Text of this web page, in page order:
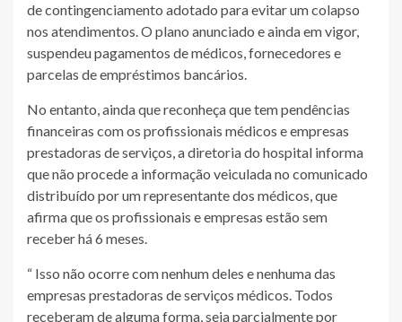
de contingenciamento adotado para evitar um colapso
nos atendimentos. O plano anunciado e ainda em vigor,
suspendeu pagamentos de médicos, fornecedores e
parcelas de empréstimos bancários.
No entanto, ainda que reconheça que tem pendências
financeiras com os profissionais médicos e empresas
prestadoras de serviços, a diretoria do hospital informa
que não procede a informação veiculada no comunicado
distribuído por um representante dos médicos, que
afirma que os profissionais e empresas estão sem
receber há 6 meses.
“ Isso não ocorre com nenhum deles e nenhuma das
empresas prestadoras de serviços médicos. Todos
receberam de alguma forma, seja parcialmente por